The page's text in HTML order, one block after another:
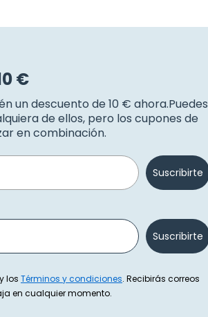
€
un descuento de 10 € ahora.Puedes
de ellos, pero los cupones de
en combinación.
Suscribirte
Suscribirte
y los Términos y condiciones. Recibirás correos
en cualquier momento.